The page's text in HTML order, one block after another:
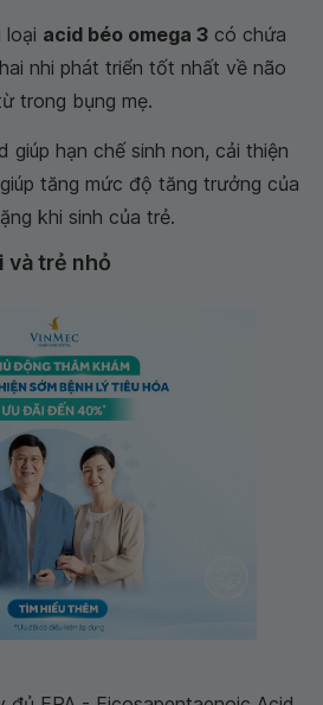
loại acid béo omega 3 có chứa
nhi phát triển tốt nhất về não
trong bụng mẹ.
giúp hạn chế sinh non, cải thiện
tăng mức độ tăng trưởng của
khi sinh của trẻ.
và trẻ nhỏ